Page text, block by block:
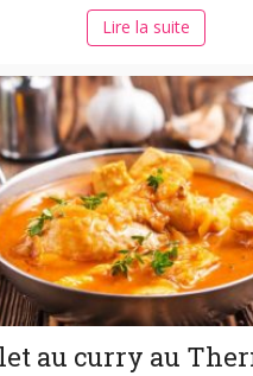
Lire la suite
au curry au